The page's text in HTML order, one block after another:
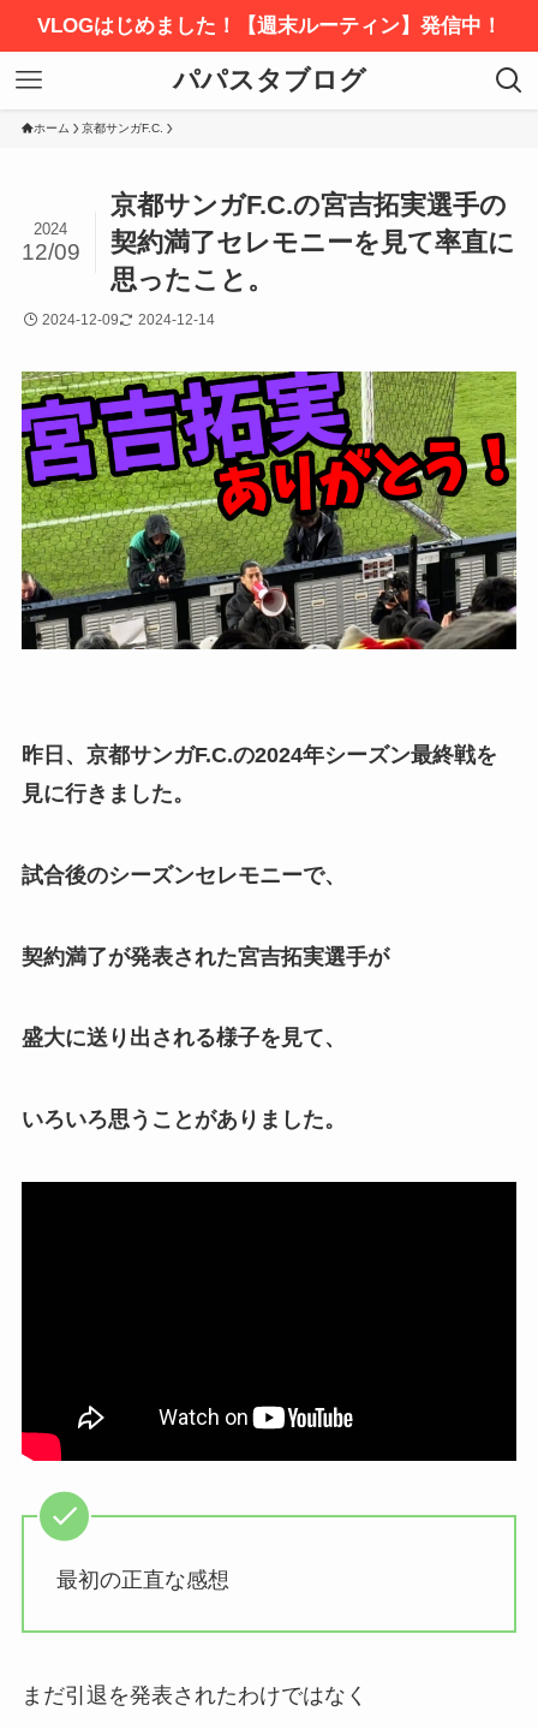
VLOGはじめました！【週末ルーティン】発信中！
パパスタブログ
ホーム 京都サンガF.C.
京都サンガF.C.の宮吉拓実選手の
契約満了セレモニーを見て率直に
思ったこと。
2024
12/09
2024-12-09 2024-12-14
昨日、京都サンガF.C.の2024年シーズン最終戦を
見に行きました。
試合後のシーズンセレモニーで、
契約満了が発表された宮吉拓実選手が
盛大に送り出される様子を見て、
いろいろ思うことがありました。
最初の正直な感想
まだ引退を発表されたわけではなく